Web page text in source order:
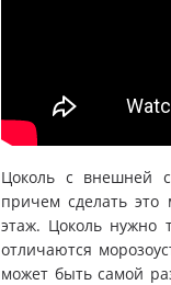
Цоколь с внешней
причем сделать это
этаж. Цоколь нужно
отличаются
может быть самой